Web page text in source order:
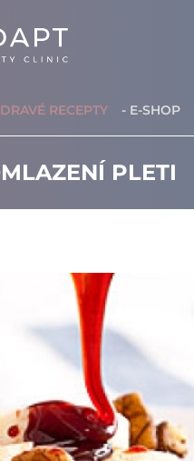
RECEPTY - E-SHOP
PLETI